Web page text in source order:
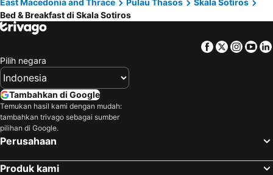
East Macedonia and Thrace
Pulau Thasos
Skala Sotiros
Bed & Breakfast di Skala Sotiros
Facebook
Twitter
Pilih negara
Tambahkan di Google
Temukan hasil kami dengan mudah:
tambahkan trivago sebagai sumber
pilihan di Google.
Perusahaan
Produk kami